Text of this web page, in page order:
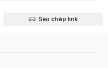
Sao chép link